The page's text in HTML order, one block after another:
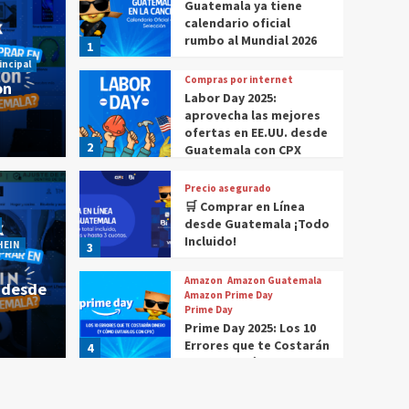
comprar en Amazon Historia Destacada
Noticias
en Amazon desde
1
Guatemala ya tiene
calendario oficial
rumbo al Mundial 2026
2
Compras por internet
Labor Day 2025:
aprovecha las mejores
ofertas en EE.UU. desde
Guatemala con CPX
3
Precio asegurado
🛒 Comprar en Línea
desde Guatemala ¡Todo
Incluido!
4
Amazon Amazon Guatemala
Amazon Prime Day
Prime Day
Prime Day 2025: Los 10
Errores que te Costarán
Dinero (Y Cómo